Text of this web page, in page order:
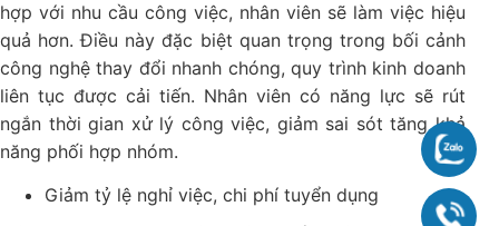
hợp với nhu cầu công việc, nhân viên sẽ làm việc hiệu
quả hơn. Điều này đặc biệt quan trọng trong bối cảnh
công nghệ thay đổi nhanh chóng, quy trình kinh doanh
liên tục được cải tiến. Nhân viên có năng lực sẽ rút
ngắn thời gian xử lý công việc, giảm sai sót tăng khả
năng phối hợp nhóm.
Giảm tỷ lệ nghỉ việc, chi phí tuyển dụng